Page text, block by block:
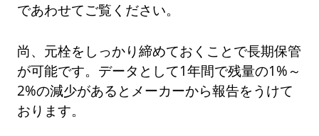
であわせてご覧ください。
尚、元栓をしっかり締めておくことで長期保管
が可能です。データとして1年間で残量の1%～
2%の減少があるとメーカーから報告をうけて
おります。